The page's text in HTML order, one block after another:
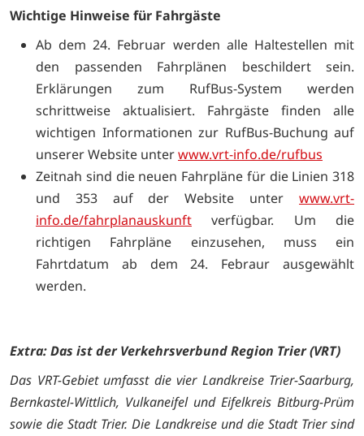
Wichtige Hinweise für Fahrgäste
Ab dem 24. Februar werden alle Haltestellen mit
den passenden Fahrplänen beschildert sein.
Erklärungen zum RufBus-System werden
schrittweise aktualisiert. Fahrgäste finden alle
wichtigen Informationen zur RufBus-Buchung auf
unserer Website unterwww.vrt-info.de/rufbus
Zeitnah sind die neuen Fahrpläne für die Linien 318
und 353 auf der Website unter www.vrt-
info.de/fahrplanauskunft verfügbar. Um die
richtigen Fahrpläne einzusehen, muss ein
Fahrtdatum ab dem 24. Febraur ausgewählt
werden.
Extra: Das ist der Verkehrsverbund Region Trier (VRT)
Das VRT-Gebiet umfasst die vier Landkreise Trier-Saarburg,
Bernkastel-Wittlich, Vulkaneifel und Eifelkreis Bitburg-Prüm
sowie die Stadt Trier. Die Landkreise und die Stadt Trier sind